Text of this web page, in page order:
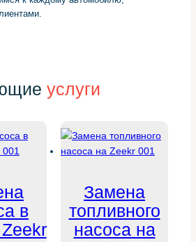
услуги
в
Замена
топливного
насоса на